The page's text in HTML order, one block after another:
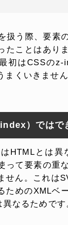
問い合わせ
日いつでも受付対
扱う際、要素
たことはあり
初はCSSのz-
まくいきません
）ではで
HTMLとは異
って要素の重
せん。これは
ためのXMLベ
なるためです